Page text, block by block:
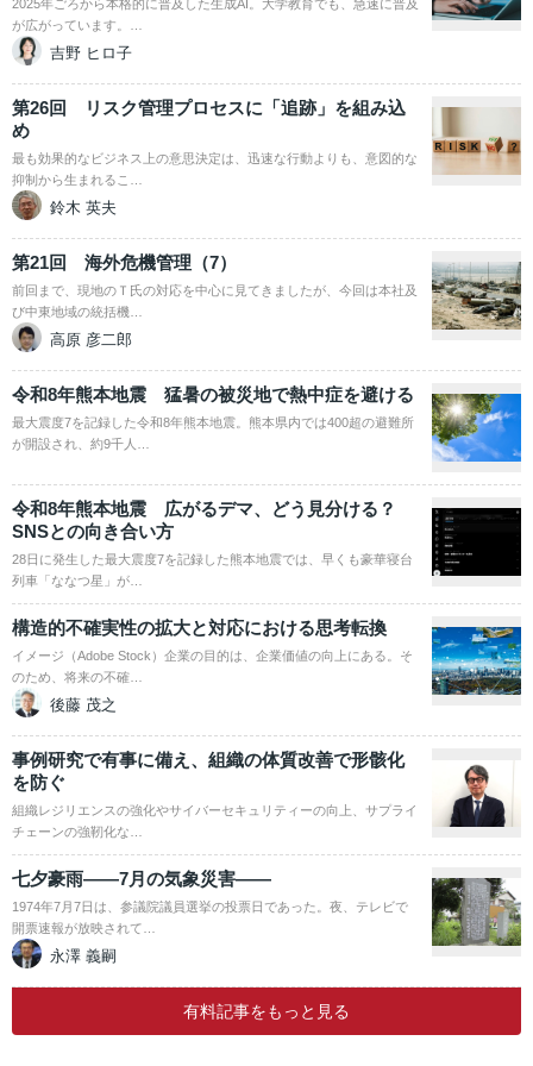
2025年ごろから本格的に普及した生成AI。大学教育でも、急速に普及
が広がっています。…
吉野 ヒロ子
第26回 リスク管理プロセスに「追跡」を組み込
め
最も効果的なビジネス上の意思決定は、迅速な行動よりも、意図的な
抑制から生まれるこ…
鈴木 英夫
第21回 海外危機管理（7）
前回まで、現地のＴ氏の対応を中心に見てきましたが、今回は本社及
び中東地域の統括機…
高原 彦二郎
令和8年熊本地震 猛暑の被災地で熱中症を避ける
最大震度7を記録した令和8年熊本地震。熊本県内では400超の避難所
が開設され、約9千人…
令和8年熊本地震 広がるデマ、どう見分ける？
SNSとの向き合い方
28日に発生した最大震度7を記録した熊本地震では、早くも豪華寝台
列車「ななつ星」が…
構造的不確実性の拡大と対応における思考転換
イメージ（Adobe Stock）企業の目的は、企業価値の向上にある。そ
のため、将来の不確…
後藤 茂之
事例研究で有事に備え、組織の体質改善で形骸化
を防ぐ
組織レジリエンスの強化やサイバーセキュリティーの向上、サプライ
チェーンの強靭化な…
七夕豪雨――7月の気象災害――
1974年7月7日は、参議院議員選挙の投票日であった。夜、テレビで
開票速報が放映されて…
永澤 義嗣
有料記事をもっと見る